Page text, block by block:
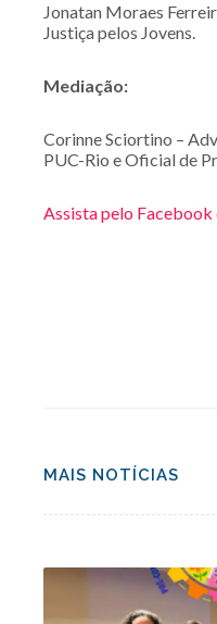
Jonatan Moraes
Justiça pelos Jovens.
Mediação:
Corinne Sciortino –
PUC-Rio e Oficial de
Assista pelo Facebook
MAIS NOTÍCIAS